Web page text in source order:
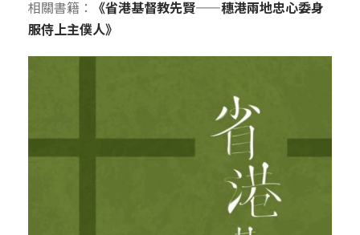
相關書籍：
《省港基督教先賢——穗港兩地忠心委身
服侍上主僕人》